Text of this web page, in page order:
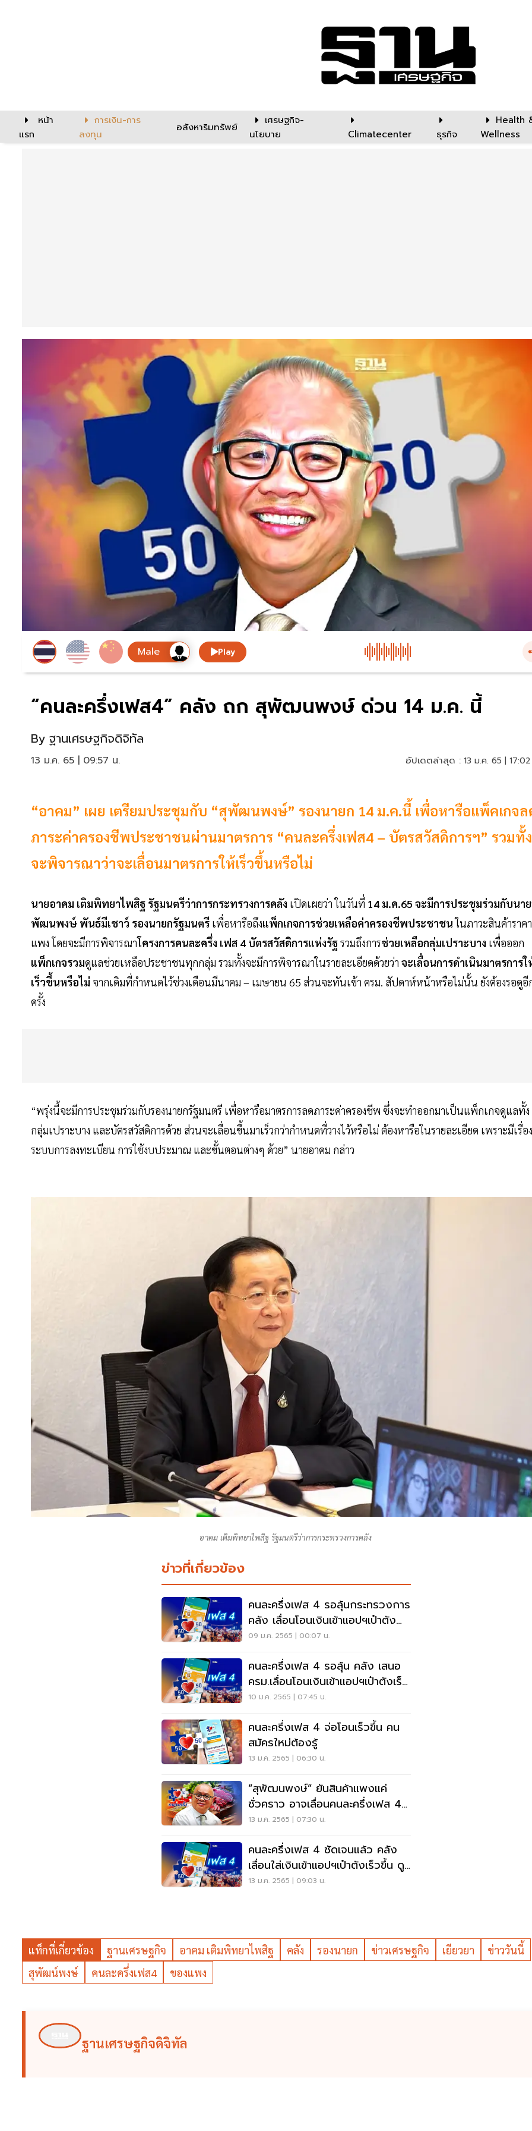
หน้า
แรก
การเงิน-การ
ลงทุน
อสังหาริมทรัพย์
เศรษฐกิจ-
นโยบาย
Climatecenter ธุรกิจ
Health
Wellness
Play
“คนละครึ่งเฟส4” คลัง ถก สุพัฒนพงษ์ ด่วน 14 ม.ค. นี้
By ฐานเศรษฐกิจดิจิทัล
13 ม.ค. 65 | 09:57 น. อัปเดตล่าสุด : 13 ม.ค. 65 |
“อาคม” เผย เตรียมประชุมกับ “สุพัฒนพงษ์” รองนายก 14 ม.ค.นี้ เพื่อหารือแพ็คเกจ
ภาระค่าครองชีพประชาชนผ่านมาตรการ “คนละครึ่งเฟส4 – บัตรสวัสดิการฯ” รวมทั้ง
จะพิจารณาว่าจะเลื่อนมาตรการให้เร็วขึ้นหรือไม่
นายอาคม เติมพิทยาไพสิฐ รัฐมนตรีว่าการกระทรวงการคลัง เปิดเผยว่า ในวันที่ 14 ม.ค.65 จะมีการประชุมร่วมกับนา
พัฒนพงษ์ พันธ์มีเชาว์ รองนายกรัฐมนตรี เพื่อหารือถึงแพ็กเกจการช่วยเหลือค่าครองชีพประชาชนในภาวะสินค้าราคา
แพง โดยจะมีการพิจารณาโครงการคนละครึ่ง เฟส 4 บัตรสวัสดิการแห่งรัฐรวมถึงการช่วยเหลือกลุ่มเปราะบาง เพื่อออก
แพ็กเกจรวมดูแลช่วยเหลือประชาชนทุกกลุ่ม รวมทั้งจะมีการพิจารณาในรายละเอียดด้วยว่า จะเลื่อนการดำเนินมาตรการใ
เร็วขึ้นหรือไม่ จากเดิมที่กำหนดไว้ช่วงเดือนมีนาคม – เมษายน 65 ส่วนจะทันเข้า ครม. สัปดาห์หน้าหรือไม่นั้น ยังต้องรอดูอี
ครั้ง
“พรุ่งนี้จะมีการประชุมร่วมกับรองนายกรัฐมนตรี เพื่อหารือมาตรการลดภาระค่าครองชีพ ซึ่งจะทำออกมาเป็นแพ็กเกจดูแลทั้ง
กลุ่มเปราะบาง และบัตรสวัสดิการด้วย ส่วนจะเลื่อนขึ้นมาเร็วกว่ากำหนดที่วางไว้หรือไม่ ต้องหารือในรายละเอียด เพราะมีเรื่อง
ระบบการลงทะเบียน การใช้งบประมาณ และขั้นตอนต่างๆ ด้วย” นายอาคม กล่าว
อาคม เติมพิทยาไพสิฐ รัฐมนตรีว่าการกระทรวงการคลัง
ข่าวที่เกี่ยวข้อง
คนละครึ่งเฟส 4 รอลุ้นกระทรวงการ
คลัง เลื่อนโอนเงินเข้าแอปฯเป๋าตัง
เร็วขึ้น
09 ม.ค. 2565 | 00:07 น.
คนละครึ่งเฟส 4 รอลุ้น คลัง เสนอ
ครม.เลื่อนโอนเงินเข้าแอปฯเป๋าตังเร็ว
ขึ้น
10 ม.ค. 2565 | 07:45 น.
คนละครึ่งเฟส 4 จ่อโอนเร็วขึ้น คน
สมัครใหม่ต้องรู้
13 ม.ค. 2565 | 06:30 น.
“สุพัฒนพงษ์” ยันสินค้าแพงแค่
ชั่วคราว อาจเลื่อนคนละครึ่งเฟส 4
เร็วขึ้น
13 ม.ค. 2565 | 07:30 น.
คนละครึ่งเฟส 4 ชัดเจนแล้ว คลัง
เลื่อนใส่เงินเข้าแอปฯเป๋าตังเร็วขึ้น ดู
เลย
13 ม.ค. 2565 | 09:03 น.
แท็กที่เกี่ยวข้อง ฐานเศรษฐกิจ อาคม เติมพิทยาไพสิฐ คลัง รองนายก ข่าวเศรษฐกิจ เยียวยา
ข่าววันนี้
สุพัฒน์พงษ์
คนละครึ่งเฟส4 ของแพง
ฐานเศรษฐกิจดิจิทัล